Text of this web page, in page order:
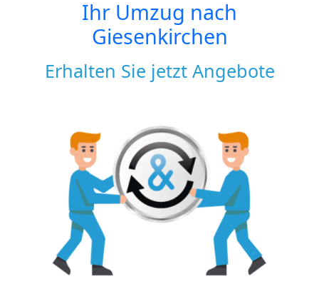
Ihr Umzug nach
Giesenkirchen
Erhalten Sie jetzt Angebote